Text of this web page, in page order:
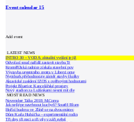
Event calendar15
Add event
LATEST NEWS
INTRO 30 – VODA: aktuální vydání je již
Odvolací soud nařídil zastavit stavbu Tr
Kroměřížská radnice získala stavební pov
Výstavba urgentního centra v Liberci ome
Nymburk přehodnocuje záměr stavby školky
Akustické zasklení IZOS s ověřenými hodnotami
Projekt Blueriot: Kancelářské prostory
Nový stadion za Lužánkami nesmí mít dle
MOST READ NEWS
November Talks 2018: M.Corea
Jak nejlépe navrhnout kuchyň? Soutěž Blum
Hořící budova ve Zlíně se na dvou místec
Dům Karla Hubáčka – experimentální rodin
Tři dny, tři noci a tři vily v záři světel